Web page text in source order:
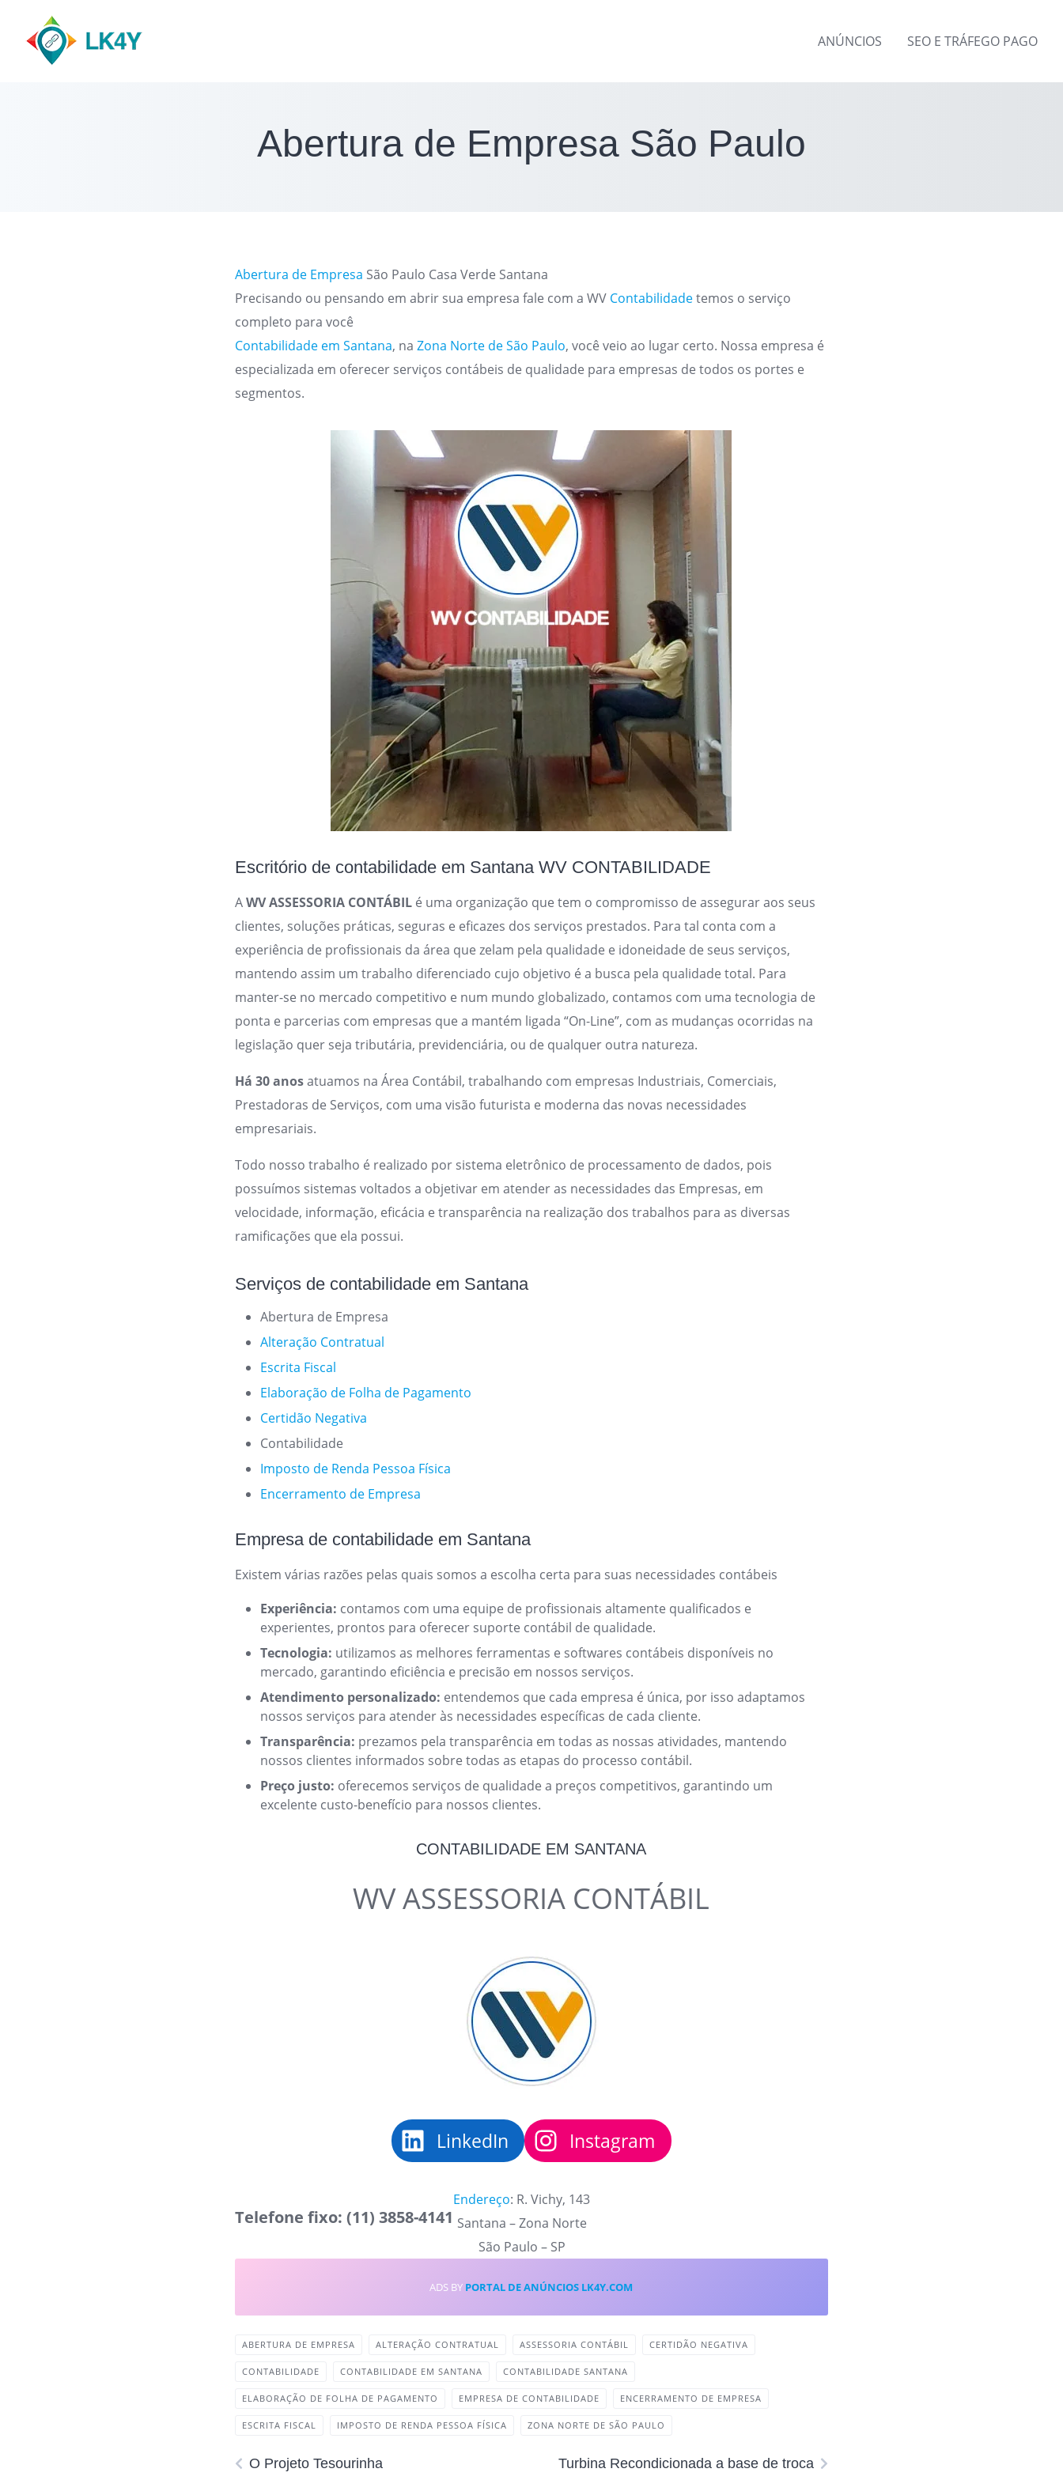
content
ANÚNCIOS SEO E TRÁFEGO PAGO
Abertura de Empresa São Paulo
Abertura de Empresa São Paulo Casa Verde Santana
Precisando ou pensando em abrir sua empresa fale com a WV Contabilidadetemos o serviço
completo para você
Contabilidade em Santana, naZona Norte de São Paulo, você veio ao lugar certo. Nossa empresa é
especializada em oferecer serviços contábeis de qualidade para empresas de todos os portes e
segmentos.
Escritório de contabilidade em Santana WV CONTABILIDADE
AWV ASSESSORIA CONTÁBIL é uma organização que tem o compromisso de assegurar aos seus
clientes, soluções práticas, seguras e eficazes dos serviços prestados. Para tal conta com a
experiência de profissionais da área que zelam pela qualidade e idoneidade de seus serviços,
mantendo assim um trabalho diferenciado cujo objetivo é a busca pela qualidade total. Para
manter-se no mercado competitivo e num mundo globalizado, contamos com uma tecnologia de
ponta e parcerias com empresas que a mantém ligada “On-Line”, com as mudanças ocorridas na
legislação quer seja tributária, previdenciária, ou de qualquer outra natureza.
Há 30 anosatuamos na Área Contábil, trabalhando com empresas Industriais, Comerciais,
Prestadoras de Serviços, com uma visão futurista e moderna das novas necessidades
empresariais.
Todo nosso trabalho é realizado por sistema eletrônico de processamento de dados, pois
possuímos sistemas voltados a objetivar em atender as necessidades das Empresas, em
velocidade, informação, eficácia e transparência na realização dos trabalhos para as diversas
ramificações que ela possui.
Serviços de contabilidade em Santana
Abertura de Empresa
Alteração Contratual
Escrita Fiscal
Elaboração de Folha de Pagamento
Certidão Negativa
Contabilidade
Imposto de Renda Pessoa Física
Encerramento de Empresa
Empresa de contabilidade em Santana
Existem várias razões pelas quais somos a escolha certa para suas necessidades contábeis
Experiência: contamos com uma equipe de profissionais altamente qualificados e
experientes, prontos para oferecer suporte contábil de qualidade.
Tecnologia: utilizamos as melhores ferramentas e softwares contábeis disponíveis no
mercado, garantindo eficiência e precisão em nossos serviços.
Atendimento personalizado: entendemos que cada empresa é única, por isso adaptamos
nossos serviços para atender às necessidades específicas de cada cliente.
Transparência: prezamos pela transparência em todas as nossas atividades, mantendo
nossos clientes informados sobre todas as etapas do processo contábil.
Preço justo: oferecemos serviços de qualidade a preços competitivos, garantindo um
excelente custo-benefício para nossos clientes.
CONTABILIDADE EM SANTANA
WV ASSESSORIA CONTÁBIL
LinkedIn Instagram
Telefone fixo: (11) 3858-4141
Endereço: R. Vichy, 143
Santana – Zona Norte
São Paulo – SP
ADS BY PORTAL DE ANÚNCIOS LK4Y.COM
ABERTURA DE EMPRESA ALTERAÇÃO CONTRATUAL ASSESSORIA CONTÁBIL CERTIDÃO NEGATIVA
CONTABILIDADE CONTABILIDADE EM SANTANA CONTABILIDADE SANTANA
ELABORAÇÃO DE FOLHA DE PAGAMENTO EMPRESA DE CONTABILIDADE ENCERRAMENTO DE EMPRESA
ESCRITA FISCAL IMPOSTO DE RENDA PESSOA FÍSICA ZONA NORTE DE SÃO PAULO
O Projeto Tesourinha Turbina Recondicionada a base de troca